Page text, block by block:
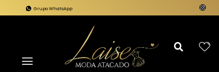
Grupo WhatsApp